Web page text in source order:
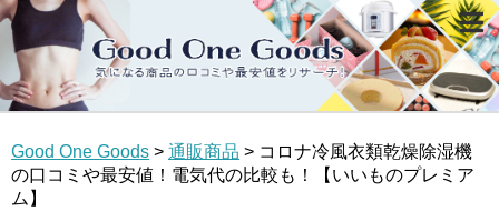
Good One Goods > 通販商品 > コロナ冷風衣類乾燥除湿機
の口コミや最安値！電気代の比較も！【いいものプレミア
ム】